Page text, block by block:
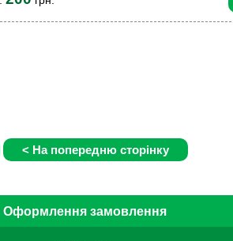
Оформлення замовлення